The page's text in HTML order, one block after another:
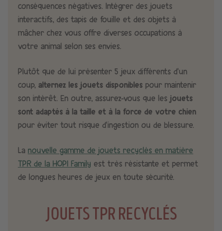
conséquences négatives. Intégrer des jouets
interactifs, des tapis de fouille et des objets à
mâcher chez vous offre diverses occupations à
votre animal selon ses envies.
Plutôt que de lui présenter 5 jeux différents d’un
coup, alternez les jouets disponibles pour maintenir
son intérêt.​ En outre, assurez-vous que les jouets
sont adaptés à la taille et à la force de votre chien
pour éviter tout risque d’ingestion ou de blessure.
La nouvelle gamme de jouets recyclés en matière
TPR de la HOPI Family est très résistante et permet
de longues heures de jeux en toute sécurité.
JOUETS TPR RECYCLÉS